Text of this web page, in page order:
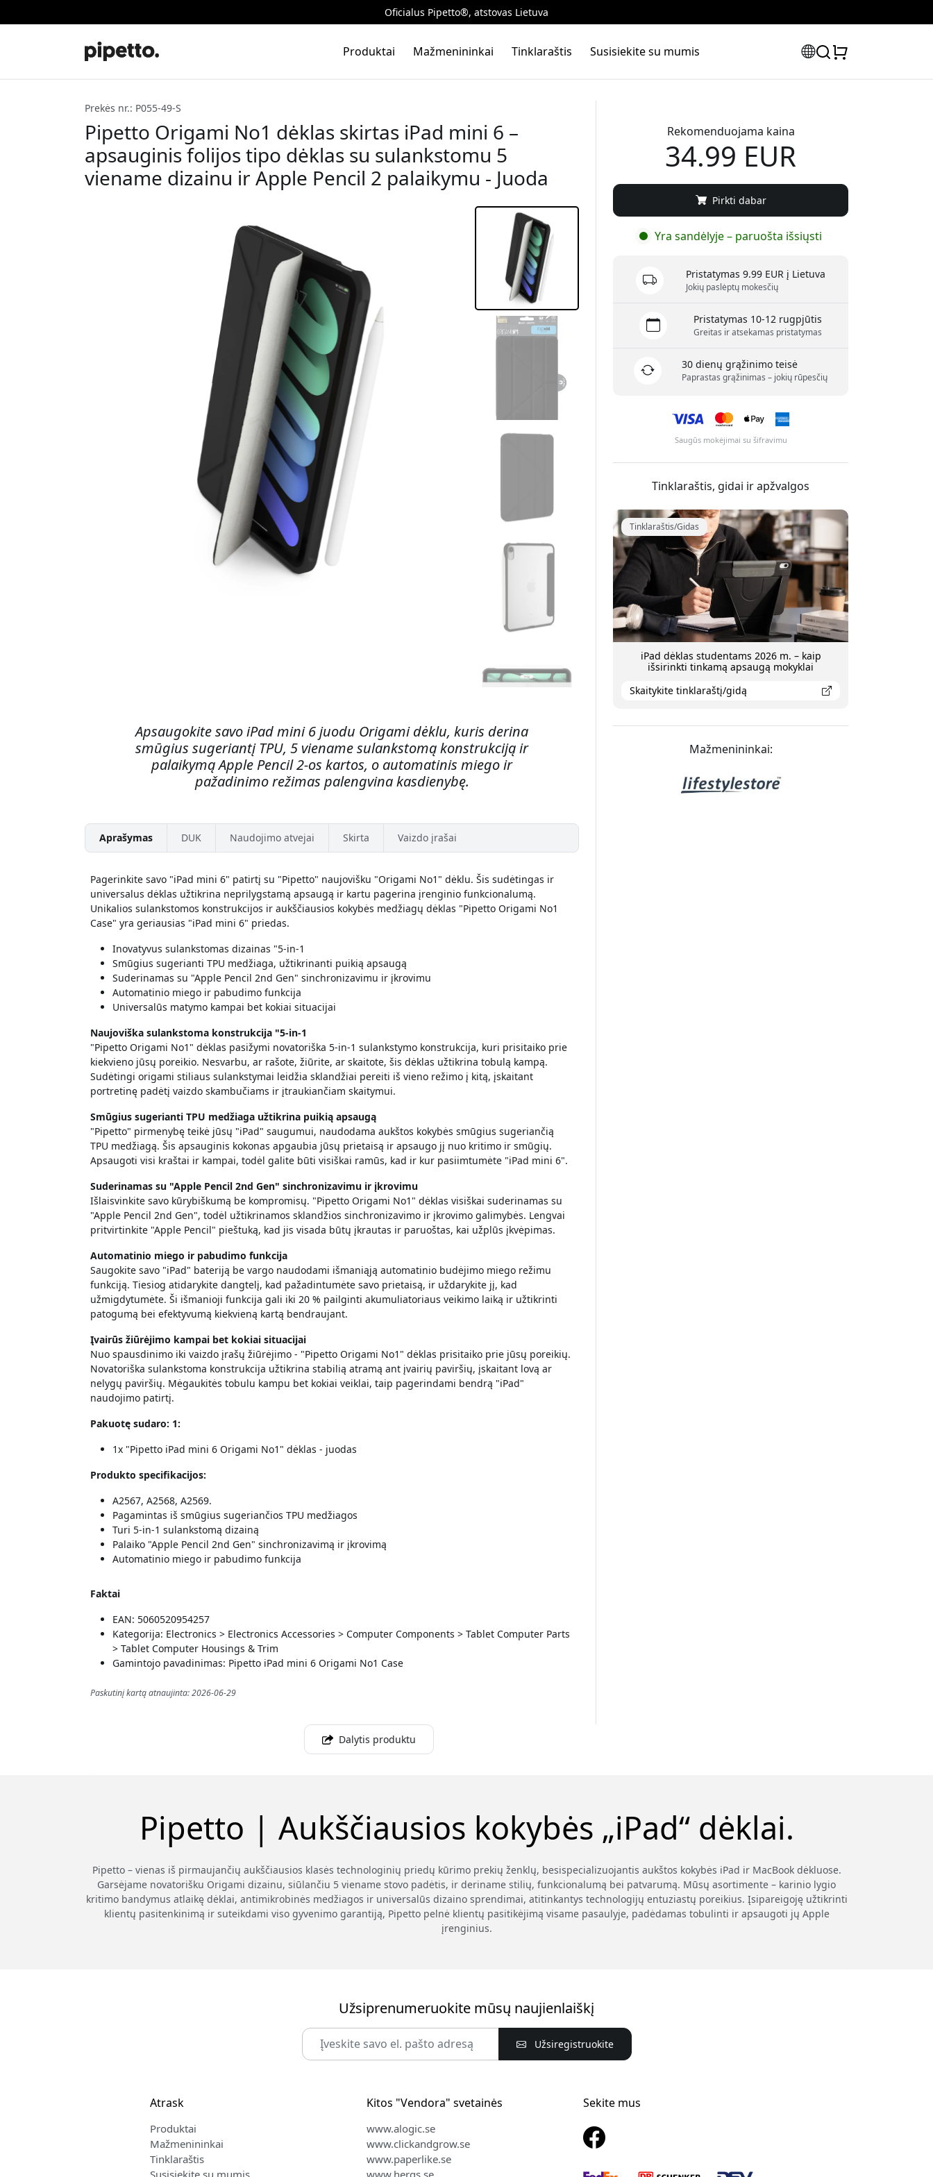
Oficialus Pipetto®, atstovas Lietuva
Produktai Mažmenininkai Tinklaraštis Susisiekite su mumis
Prekės nr.: P055-49-S
Pipetto Origami No1 dėklas skirtas iPad mini 6 –
apsauginis folijos tipo dėklas su sulankstomu 5
viename dizainu ir Apple Pencil 2 palaikymu - Juoda
Apsaugokite savo iPad mini 6 juodu Origami dėklu, kuris derina
smūgius sugeriantį TPU, 5 viename sulankstomą konstrukciją ir
palaikymą Apple Pencil 2-os kartos, o automatinis miego ir
pažadinimo režimas palengvina kasdienybę.
Aprašymas DUK Naudojimo atvejai Skirta Vaizdo įrašai
Pagerinkite savo "iPad mini 6" patirtį su "Pipetto" naujovišku "Origami No1" dėklu. Šis sudėtingas ir
universalus dėklas užtikrina neprilygstamą apsaugą ir kartu pagerina įrenginio funkcionalumą.
Unikalios sulankstomos konstrukcijos ir aukščiausios kokybės medžiagų dėklas "Pipetto Origami No1
Case" yra geriausias "iPad mini 6" priedas.
Inovatyvus sulankstomas dizainas "5-in-1
Smūgius sugerianti TPU medžiaga, užtikrinanti puikią apsaugą
Suderinamas su "Apple Pencil 2nd Gen" sinchronizavimu ir įkrovimu
Automatinio miego ir pabudimo funkcija
Universalūs matymo kampai bet kokiai situacijai
Naujoviška sulankstoma konstrukcija "5-in-1
"Pipetto Origami No1" dėklas pasižymi novatoriška 5-in-1 sulankstymo konstrukcija, kuri prisitaiko prie
kiekvieno jūsų poreikio. Nesvarbu, ar rašote, žiūrite, ar skaitote, šis dėklas užtikrina tobulą kampą.
Sudėtingi origami stiliaus sulankstymai leidžia sklandžiai pereiti iš vieno režimo į kitą, įskaitant
portretinę padėtį vaizdo skambučiams ir įtraukiančiam skaitymui.
Smūgius sugerianti TPU medžiaga užtikrina puikią apsaugą
"Pipetto" pirmenybę teikė jūsų "iPad" saugumui, naudodama aukštos kokybės smūgius sugeriančią
TPU medžiagą. Šis apsauginis kokonas apgaubia jūsų prietaisą ir apsaugo jį nuo kritimo ir smūgių.
Apsaugoti visi kraštai ir kampai, todėl galite būti visiškai ramūs, kad ir kur pasiimtumėte "iPad mini 6".
Suderinamas su "Apple Pencil 2nd Gen" sinchronizavimu ir įkrovimu
Išlaisvinkite savo kūrybiškumą be kompromisų. "Pipetto Origami No1" dėklas visiškai suderinamas su
"Apple Pencil 2nd Gen", todėl užtikrinamos sklandžios sinchronizavimo ir įkrovimo galimybės. Lengvai
pritvirtinkite "Apple Pencil" pieštuką, kad jis visada būtų įkrautas ir paruoštas, kai užplūs įkvėpimas.
Automatinio miego ir pabudimo funkcija
Saugokite savo "iPad" bateriją be vargo naudodami išmaniąją automatinio budėjimo miego režimu
funkciją. Tiesiog atidarykite dangtelį, kad pažadintumėte savo prietaisą, ir uždarykite jį, kad
užmigdytumėte. Ši išmanioji funkcija gali iki 20 % pailginti akumuliatoriaus veikimo laiką ir užtikrinti
patogumą bei efektyvumą kiekvieną kartą bendraujant.
Įvairūs žiūrėjimo kampai bet kokiai situacijai
Nuo spausdinimo iki vaizdo įrašų žiūrėjimo - "Pipetto Origami No1" dėklas prisitaiko prie jūsų poreikių.
Novatoriška sulankstoma konstrukcija užtikrina stabilią atramą ant įvairių paviršių, įskaitant lovą ar
nelygų paviršių. Mėgaukitės tobulu kampu bet kokiai veiklai, taip pagerindami bendrą "iPad"
naudojimo patirtį.
Pakuotę sudaro: 1:
1x "Pipetto iPad mini 6 Origami No1" dėklas - juodas
Produkto specifikacijos:
A2567, A2568, A2569.
Pagamintas iš smūgius sugeriančios TPU medžiagos
Turi 5-in-1 sulankstomą dizainą
Palaiko "Apple Pencil 2nd Gen" sinchronizavimą ir įkrovimą
Automatinio miego ir pabudimo funkcija
Faktai
EAN: 5060520954257
Kategorija: Electronics > Electronics Accessories > Computer Components > Tablet Computer Parts
> Tablet Computer Housings & Trim
Gamintojo pavadinimas: Pipetto iPad mini 6 Origami No1 Case
Paskutinį kartą atnaujinta: 2026-06-29
Rekomenduojama kaina
34.99 EUR
Pirkti dabar
Yra sandėlyje – paruošta išsiųsti
Pristatymas 9.99 EUR į Lietuva
Jokių paslėptų mokesčių
Pristatymas 10-12 rugpjūtis
Greitas ir atsekamas pristatymas
30 dienų grąžinimo teisė
Paprastas grąžinimas – jokių rūpesčių
Saugūs mokėjimai su šifravimu
Tinklaraštis, gidai ir apžvalgos
Tinklaraštis/Gidas
iPad dėklas studentams 2026 m. – kaip
išsirinkti tinkamą apsaugą mokyklai
Skaitykite tinklaraštį/gidą
Mažmenininkai:
Dalytis produktu
Pipetto | Aukščiausios kokybės „iPad“ dėklai.
Pipetto – vienas iš pirmaujančių aukščiausios klasės technologinių priedų kūrimo prekių ženklų, besispecializuojantis aukštos kokybės iPad ir MacBook dėkluose.
Garsėjame novatorišku Origami dizainu, siūlančiu 5 viename stovo padėtis, ir deriname stilių, funkcionalumą bei patvarumą. Mūsų asortimente – karinio lygio
kritimo bandymus atlaikę dėklai, antimikrobinės medžiagos ir universalūs dizaino sprendimai, atitinkantys technologijų entuziastų poreikius. Įsipareigoję užtikrinti
klientų pasitenkinimą ir suteikdami viso gyvenimo garantiją, Pipetto pelnė klientų pasitikėjimą visame pasaulyje, padėdamas tobulinti ir apsaugoti jų Apple
įrenginius.
Užsiprenumeruokite mūsų naujienlaiškį
Užsiregistruokite
Atrask
Produktai
Mažmenininkai
Tinklaraštis
Susisiekite su mumis
Kitos "Vendora" svetainės
www.alogic.se
www.clickandgrow.se
www.paperlike.se
www.herqs.se
Sekite mus